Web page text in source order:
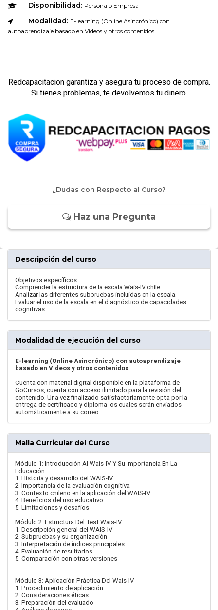
Disponibilidad: Persona o Empresa
Modalidad: E-learning (Online Asincrónico) con
autoaprendizaje basado en Videos y otros contenidos
Redcapacitacion garantiza y asegura tu proceso de compra.
Si tienes problemas, te devolvemos tu dinero.
¿Dudas con Respecto al Curso?
Haz una Pregunta
Descripción del curso
Objetivos específicos:
Comprender la estructura de la escala Wais-IV chile.
Analizar las diferentes subpruebas incluidas en la escala.
Evaluar el uso de la escala en el diagnóstico de capacidades
cognitivas.
Modalidad de ejecución del curso
E-learning (Online Asincrónico) con autoaprendizaje
basado en Videos y otros contenidos
Cuenta con material digital disponible en la plataforma de
GoCursos, cuenta con acceso ilimitado para la revisión del
contenido. Una vez finalizado satisfactoriamente opta por la
entrega de certificado y diploma los cuales serán enviados
automáticamente a su correo.
Malla Curricular del Curso
Módulo 1: Introducción Al Wais-IV Y Su Importancia En La
Educación
1. Historia y desarrollo del WAIS-IV
2. Importancia de la evaluación cognitiva
3. Contexto chileno en la aplicación del WAIS-IV
4. Beneficios del uso educativo
5. Limitaciones y desafíos
Módulo 2: Estructura Del Test Wais-IV
1. Descripción general del WAIS-IV
2. Subpruebas y su organización
3. Interpretación de índices principales
4. Evaluación de resultados
5. Comparación con otras versiones
Módulo 3: Aplicación Práctica Del Wais-IV
1. Procedimiento de aplicación
2. Consideraciones éticas
3. Preparación del evaluado